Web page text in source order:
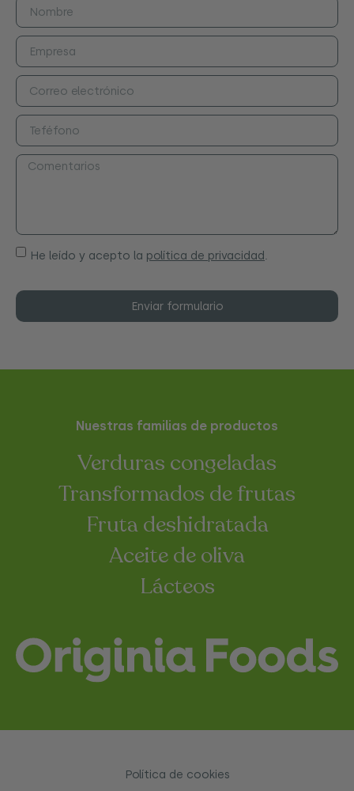
He leído y acepto la política de privacidad.
Enviar formulario
Nuestras familias de productos
Verduras congeladas
Transformados de frutas
Fruta deshidratada
Aceite de oliva
Lácteos
Política de cookies